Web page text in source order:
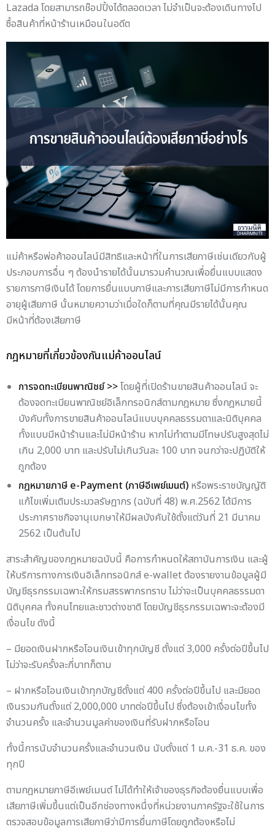
Lazada โดยสามารถช๊อปปิ้งได้ตลอดเวลา ไม่จำเป็นจะต้องเดินทางไป
ซื้อสินค้าที่หน้าร้านเหมือนในอดีต
แม่ค้าหรือพ่อค้าออนไลน์มีสิทธิและหน้าที่ในการเสียภาษีเช่นเดียวกับผู้
ประกอบการอื่น ๆ ต้องนำรายได้นั้นมารวมคำนวณเพื่อยื่นแบบแสดง
รายการภาษีเงินได้ โดยการยื่นแบบภาษีและการเสียภาษีไม่มีการกำหนด
อายุผู้เสียภาษี นั้นหมายความว่าเมื่อใดก็ตามที่คุณมีรายได้นั้นคุณ
มีหน้าที่ต้องเสียภาษี
กฎหมายที่เกี่ยวข้องกันแม่ค้าออนไลน์
การจดทะเบียนพาณิชย์ >>โดยผู้ที่เปิดร้านขายสินค้าออนไลน์ จะ
ต้องจดทะเบียนพาณิชย์อิเล็กทรอนิกส์ตามกฎหมาย ซึ่งกฎหมายนี้
บังคับทั้งการขายสินค้าออนไลน์แบบบุคคลธรรมดาและนิติบุคคล
ทั้งแบบมีหน้าร้านและไม่มีหน้าร้าน หากไม่ทำตามมีโทษปรับสูงสุดไม่
เกิน 2,000 บาท และปรับไม่เกินวันละ 100 บาท จนกว่าจะปฏิบัติให้
ถูกต้อง
กฎหมายภาษี e-Payment (ภาษีอีเพย์เมนต์) หรือพระราชบัญญัติ
แก้ไขเพิ่มเติมประมวลรัษฎากร (ฉบับที่ 48) พ.ศ.2562 ได้มีการ
ประกาศราชกิจจานุเบกษาให้มีผลบังคับใช้ตั้งแต่วันที่ 21 มีนาคม
2562 เป็นต้นไป
สาระสำคัญของกฎหมายฉบับนี้ คือการกำหนดให้สถาบันการเงิน และผู้
ให้บริการทางการเงินอิเล็กทรอนิกส์ e-wallet ต้องรายงานข้อมูลผู้มี
บัญชีธุรกรรมเฉพาะให้กรมสรรพากรทราบ ไม่ว่าจะเป็นบุคคลธรรมดา
นิติบุคคล ทั้งคนไทยและชาวต่างชาติ โดยบัญชีธุรกรรมเฉพาะจะต้องมี
เงื่อนไข ดังนี้
– มียอดเงินฝากหรือโอนเงินเข้าทุกบัญชี ตั้งแต่ 3,000 ครั้งต่อปีขึ้นไป
ไม่ว่าจะรับครั้งละกี่บาทก็ตาม
– ฝากหรือโอนเงินเข้าทุกบัญชีตั้งแต่ 400 ครั้งต่อปีขึ้นไป และมียอด
เงินรวมกันตั้งแต่ 2,000,000 บาทต่อปีขึ้นไป ซึ่งต้องเข้าเงื่อนไขทั้ง
จำนวนครั้ง และจำนวนมูลค่าของเงินที่รับฝากหรือโอน
ทั้งนี้การนับจำนวนครั้งและจำนวนเงิน นับตั้งแต่ 1 ม.ค.-31 ธ.ค. ของ
ทุกปี
ตามกฎหมายภาษีอีเพย์เมนต์ ไม่ได้ทำให้เจ้าของธุรกิจต้องยื่นแบบเพื่อ
เสียภาษีเพิ่มขึ้นแต่เป็นอีกช่องทางหนึ่งที่หน่วยงานภาครัฐจะใช้ในการ
ตรวจสอบข้อมูลการเสียภาษีว่ามีการยื่นภาษีโดยถูกต้องหรือไม่